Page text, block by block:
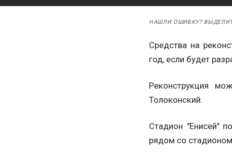
НАШЛИ ОШИБКУ?
Средства на
год, если будет
Реконструкция
Толоконский.
Стадион "Енисей"
рядом со